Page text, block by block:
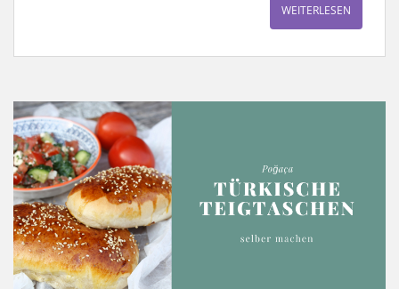
WEITERLESEN